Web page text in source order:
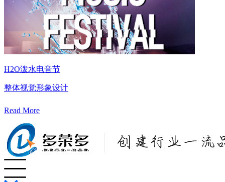
H2O泼水电音节
整体视觉形象设计
Read More